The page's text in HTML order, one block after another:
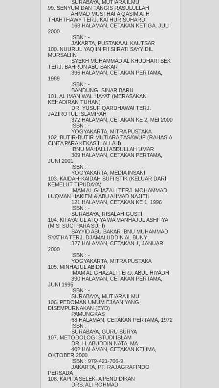
SURABAYA, MUTIARA ILMU
99. SENYUM DAN TANGIS RASULULLAH
AHMAD MUSTHAFA QASIM ATH
THAHTHAWY TERJ. KATHUR SUHARDI
168 HALAMAN, CETAKAN KETIGA, JULI
2000
ISBN : -
JAKARTA, PUSTAKA AL KAUTSAR
100. NUURUL YAQIIN FII SIIRATI SAYYIDIL
MURSALIIN
SYEKH MUHAMMAD AL KHUDHARI BEK
TERJ. BAHRUN ABU BAKAR
396 HALAMAN, CETAKAN PERTAMA,
1989
ISBN : -
BANDUNG, SINAR BARU
101. AL IMAN WAL HAYAT (MERASAKAN
KEHADIRAN TUHAN)
DR. YUSUF QARDHAWAI TERJ.
JAZIROTUL ISLAMIYAH
372 HALAMAN, CETAKAN KE 2, MEI 2000
ISBN : -
YOGYAKARTA, MITRA PUSTAKA
102. BUTIR-BUTIR MUTIARA TASAWUF (RAHASIA
CINTA PARA KEKASIH ALLAH)
IBNU MAHALLI ABDULLAH UMAR
309 HALAMAN, CETAKAN PERTAMA,
JUNI 2001
ISBN : -
YOGYAKARTA, MEDIA INSANI
103. KAIDAH-KAIDAH SUFIISTIK (KELUAR DARI
KEMELUT TIPUDAYA)
IMAM AL GHAZALI TERJ. MOHAMMAD
LUQMAN HAKIEM & ABU AHMAD NAJIEH
121 HALAMAN, CETAKAN KE 1, 1996
ISBN : -
SURABAYA, RISALAH GUSTI
104. KIFAYATUL ATQIYA WA MANHAJUL ASHFIYA
(MISI SUCI PARA SUFI)
SAYYID ABU BAKAR IBNU MUHAMMAD
SYATHA TERJ. DJAMALUDDIN AL BUNY
327 HALAMAN, CETAKAN 1, JANUARI
2000
ISBN : -
YOGYAKARTA, MITRA PUSTAKA
105. MINHAJUL ABIDIN
IMAM AL GHAZALI TERJ. ABUL HIYADH
390 HALAMAN, CETAKAN PERTAMA,
JUNI 1995
ISBN : -
SURABAYA, MUTIARA ILMU
106. PEDOMAN UMUM EJAAN YANG
DISEMPURNAKAN (EYD)
PAMUNGKAS
68 HALAMAN, CETAKAN PERTAMA, 1972
ISBN : -
SURABAYA, GURU SURYA
107. METODOLOGI STUDI ISLAM
DR. H. ABUDDIN NATA, MA
402 HALAMAN, CETAKAN KELIMA,
OKTOBER 2000
ISBN : 979-421-706-9
JAKARTA, PT. RAJAGRAFINDO
PERSADA
108. KAPITA SELEKTA PENDIDIKAN
DRS. ALI ROHMAD